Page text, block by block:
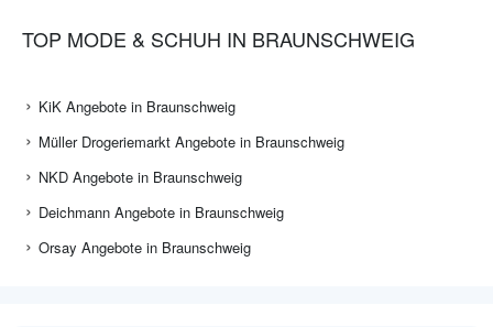
TOP MODE & SCHUH IN BRAUNSCHWEIG
KiK Angebote in Braunschweig
Müller Drogeriemarkt Angebote in Braunschweig
NKD Angebote in Braunschweig
Deichmann Angebote in Braunschweig
Orsay Angebote in Braunschweig